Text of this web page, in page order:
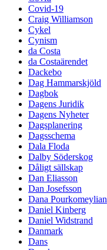
Covid-19
Craig Williamson
Cykel
Cynism
da Costa
da Costaärendet
Dackebo
Dag Hammarskjöld
Dagbok
Dagens Juridik
Dagens Nyheter
Dagsplanering
Dagsschema
Dala Floda
Dalby Söderskog
Dåligt sällskap
Dan Eliasson
Dan Josefsson
Dana Pourkomeylian
Daniel Kinberg
Daniel Widstrand
Danmark
Dans